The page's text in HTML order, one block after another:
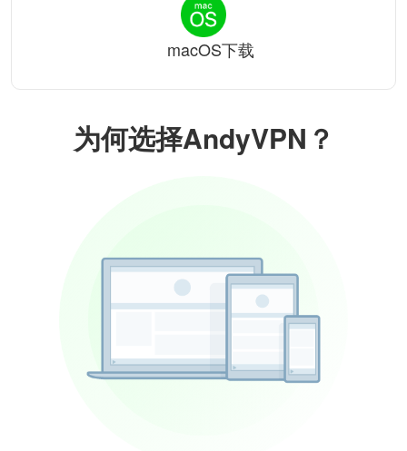
为何选择AndyVPN？
macOS下载